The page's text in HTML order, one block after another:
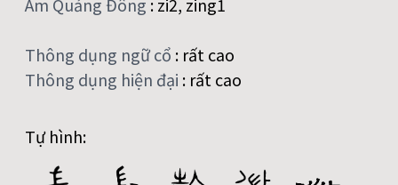
Thông dụng ngữ cổ : rất cao
Thông dụng hiện đại : rất cao
Tự hình: